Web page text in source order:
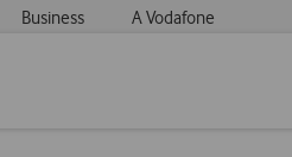
Business A Vodafone